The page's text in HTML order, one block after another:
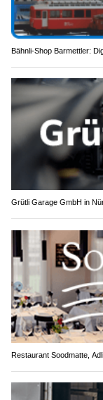
Bähnli-Shop Barmettler:
Grütli Garage GmbH in
Restaurant Soodmatte,